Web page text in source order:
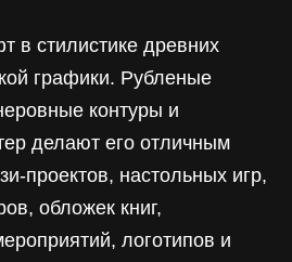
в стилистике древних
графики. Рубленые
контуры и
делают его отличным
проектов, настольных игр,
обложек книг,
логотипов и